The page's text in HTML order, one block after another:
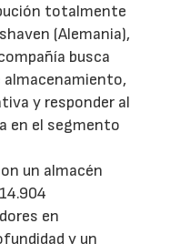
totalmente
(Alemania),
busca
almacenamiento,
y responder al
en el segmento
un almacén
en
y un